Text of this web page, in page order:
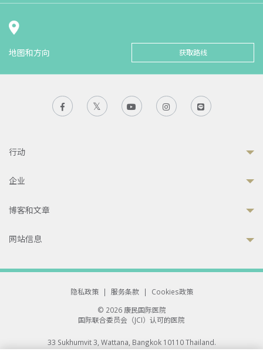
地图和方向 获取路线
行动
企业
博客和文章
网站信息
隐私政策 | 服务条款 |
Cookies政策
© 2026 康民国际医院
国际联合委员会（JCI）认可的医院
33 Sukhumvit 3, Wattana, Bangkok 10110 Thailand.
All rights reserved.